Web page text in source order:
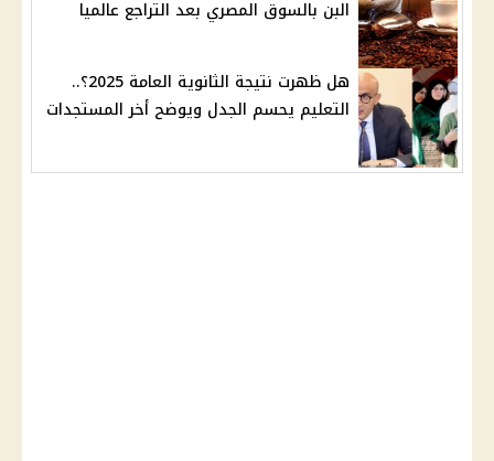
البن بالسوق المصري بعد التراجع عالميا
هل ظهرت نتيجة الثانوية العامة 2025؟..
التعليم يحسم الجدل ويوضح أخر المستجدات